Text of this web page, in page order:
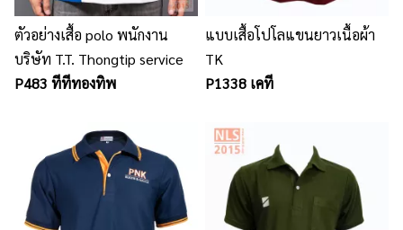
ตัวอย่างเสื้อ polo พนักงาน
บริษัท T.T. Thongtip service
P483 ทีทีทองทิพ
แบบเสื้อโปโลแขนยาวเนื้อผ้า
TK
P1338 เคที